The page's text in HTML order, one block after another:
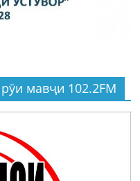
мавҷи 102.2FM